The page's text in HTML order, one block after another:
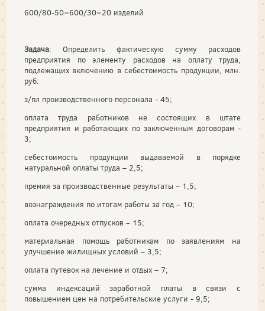
600/80-50=600/30=20 изделий
Задача: Определить фактическую сумму расходов
предприятия по элементу расходов на оплату труда,
подлежащих включению в себестоимость продукции, млн.
руб:
з/пл производственного персонала - 45;
оплата труда работников не состоящих в штате
предприятия и работающих по заключенным договорам -
3;
себестоимость продукции выдаваемой в порядке
натуральной оплаты труда – 2,5;
премия за производственные результаты – 1,5;
вознаграждения по итогам работы за год – 10;
оплата очередных отпусков – 15;
материальная помощь работникам по заявлениям на
улучшение жилищных условий – 3,5;
оплата путевок на лечение и отдых – 7;
сумма индексаций заработной платы в связи с
повышением цен на потребительские услуги - 9,5;